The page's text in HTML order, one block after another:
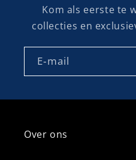
Kom als eerste te
collecties en
E‑mail
Over ons